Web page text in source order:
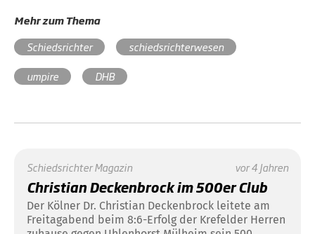
Mehr zum Thema
Schiedsrichter
schiedsrichterwesen
umpire
DHB
SchiedsrichterMagazin vor 4 Jahren
Christian Deckenbrock im 500er Club
Der Kölner Dr. Christian Deckenbrock leitete am
Freitagabend beim 8:6-Erfolg der Krefelder Herren